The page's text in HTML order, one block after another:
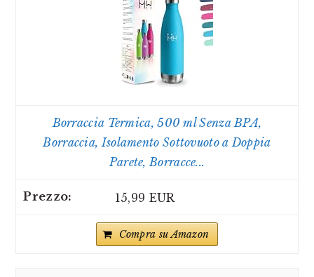
Borraccia Termica, 500 ml Senza BPA,
Borraccia, Isolamento Sottovuoto a Doppia
Parete, Borracce...
15,99 EUR
Compra su Amazon